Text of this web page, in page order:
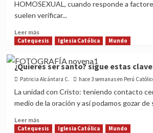
monseñor,
obispo
un
cardenal?
HOMOSEXUAL, cuando responde a
suelen verificar...
Leer másRead
more
La
Iglesia
Católica
y
la
homosexualidad
Catequesis Iglesia Católica Mundo
¿Quieres ser santo? sigue estas
Patricia Alcántara C. hace 3 semanas en Perú
La unidad con Cristo: teniendo contacto
medio de la oración y así podamos gozar
Leer másRead
more
Catequesis Iglesia Católica Mundo